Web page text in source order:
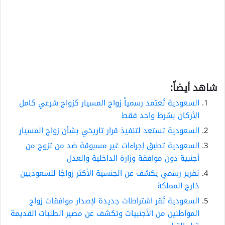
شاهد أيضاً:
السعودية تُعتمد رسمياً زواج المسيار كزواج شرعي كامل
الأركان بشرط واحد فقط
السعودية تستعد لتنفيذ قرار تاريخي بشأن زواج المسيار
السعودية تطبق إجراءات غير مسبوقة ضد من تزوج من
أجنبية دون موافقة وزارة الداخلية والعدل
تقرير رسمي يكشف عن الجنسية الأكثر زواجًا للسعوديين
خارج المملكة
السعودية تُقر اشتراطات جديدة لإصدار موافقات زواج
المواطنين من الأجنبيات وتكشف عن مصير الطلبات القديمة